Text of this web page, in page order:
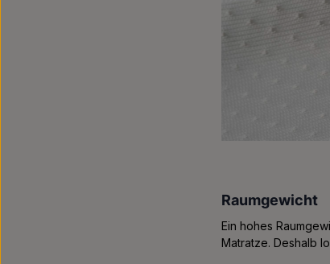
Raumgewicht
Ein hohes
Matratze. Deshalb